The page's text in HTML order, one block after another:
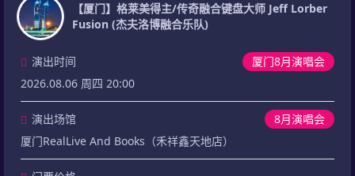
【厦门】格莱美得主/传奇融合键盘大师 Jeff Lorber
Fusion (杰夫洛博融合乐队)
厦门8月演唱会
演出时间
2026.08.06 周四 20:00
8月演唱会
演出场馆
厦门RealLive And Books（禾祥鑫天地店）